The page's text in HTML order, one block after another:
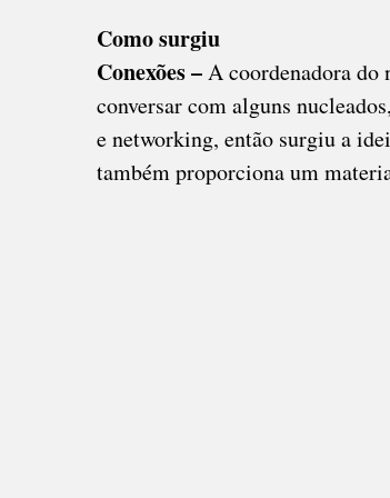
Como surgiu
Conexões –A coordenadora do
conversar com alguns
e networking, então surgiu a
também proporciona um